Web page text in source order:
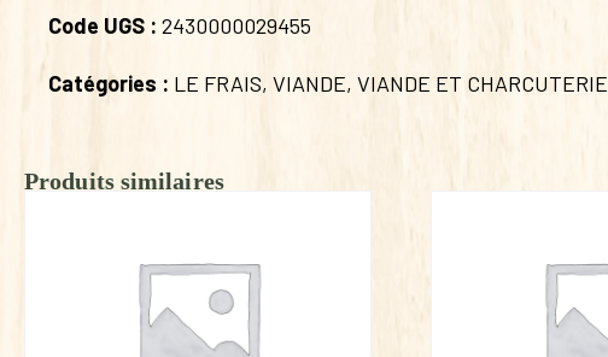
Code UGS : 2430000029455
Catégories : LE FRAIS, VIANDE, VIANDE ET CHARCUTERIE
Produits similaires